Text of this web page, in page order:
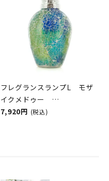
フレグランスランプL モザ
イクメドゥー
ASHLEIGH&BURWOOD（ア
7,920円 (税込)